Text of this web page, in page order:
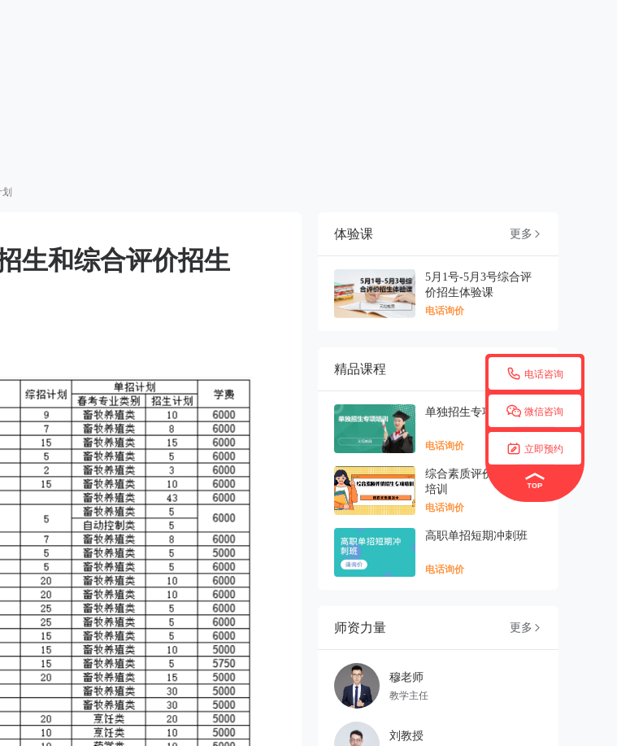
 电话咨询
 微信咨询
 立即预约
生和综合评价招生
体验课 更多 
5月1号-5月3号综合评
价招生体验课
电话询价
精品课程 更多
单独招生专项培训
电话询价
综合素质评价招生专项
培训
电话询价
高职单招短期冲刺班
电话询价
师资力量 更多 
穆老师
教学主任
刘教授